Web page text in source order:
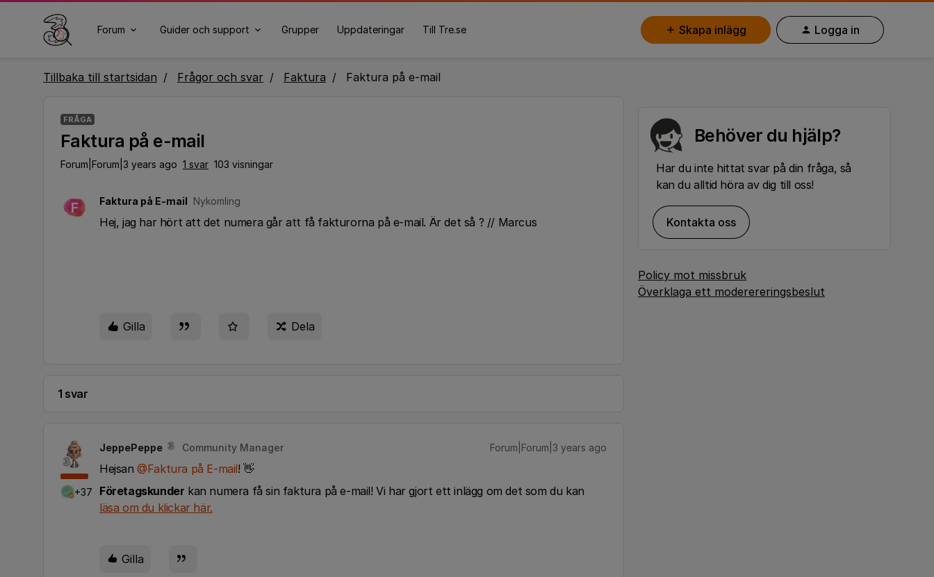
Forum Guider och support Grupper Uppdateringar Till Tre.se Skapa inlägg Logga in
Tillbaka till startsidan Frågor och svar Faktura Faktura på e-mail
FRÅGA
Faktura på e-mail
Forum|Forum|3 years ago 1 svar 103 visningar
F Faktura på E-mail Nykomling
Hej, jag har hört att det numera går att få fakturorna på e-mail. Är det så ? // Marcus
Gilla Dela
1 svar
+37
JeppePeppe Community Manager Forum|Forum|3 years ago
Hejsan@Faktura på E-mail! 👋
Företagskunder kan numera få sin faktura på e-mail! Vi har gjort ett inlägg om det som du kan
läsa om du klickar här.
Gilla
Behöver du hjälp?
Har du inte hittat svar på din fråga, så
kan du alltid höra av dig till oss!
Kontakta oss
Policy mot missbruk
Överklaga ett moderereringsbeslut